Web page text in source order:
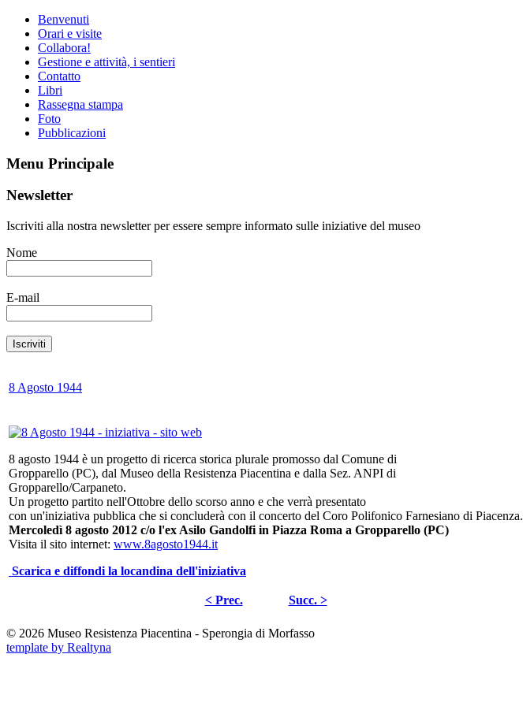
Benvenuti
Orari e visite
Collabora!
Gestione e attività, i sentieri
Contatto
Libri
Rassegna stampa
Foto
Pubblicazioni
Menu Principale
Newsletter
Iscriviti alla nostra newsletter per essere sempre informato sulle iniziative del museo
Nome
E-mail
8 Agosto 1944
8 agosto 1944 è un progetto di ricerca storica plurale promosso dal Comune di
Gropparello (PC), dal Museo della Resistenza Piacentina e dalla Sez. ANPI di
Gropparello/Carpaneto.
Un progetto partito nell'Ottobre dello scorso anno e che verrà presentato
con un'iniziativa pubblica che si concluderà con il concerto del Coro Polifonico Farnesiano di Piacenza.
Mercoledì 8 agosto 2012 c/o l'ex Asilo Gandolfi in Piazza Roma a Gropparello (PC)
Visita il sito internet: www.8agosto1944.it
Scarica e diffondi la locandina dell'iniziativa
< Prec. Succ. >
© 2026 Museo Resistenza Piacentina - Sperongia di Morfasso
template by Realtyna